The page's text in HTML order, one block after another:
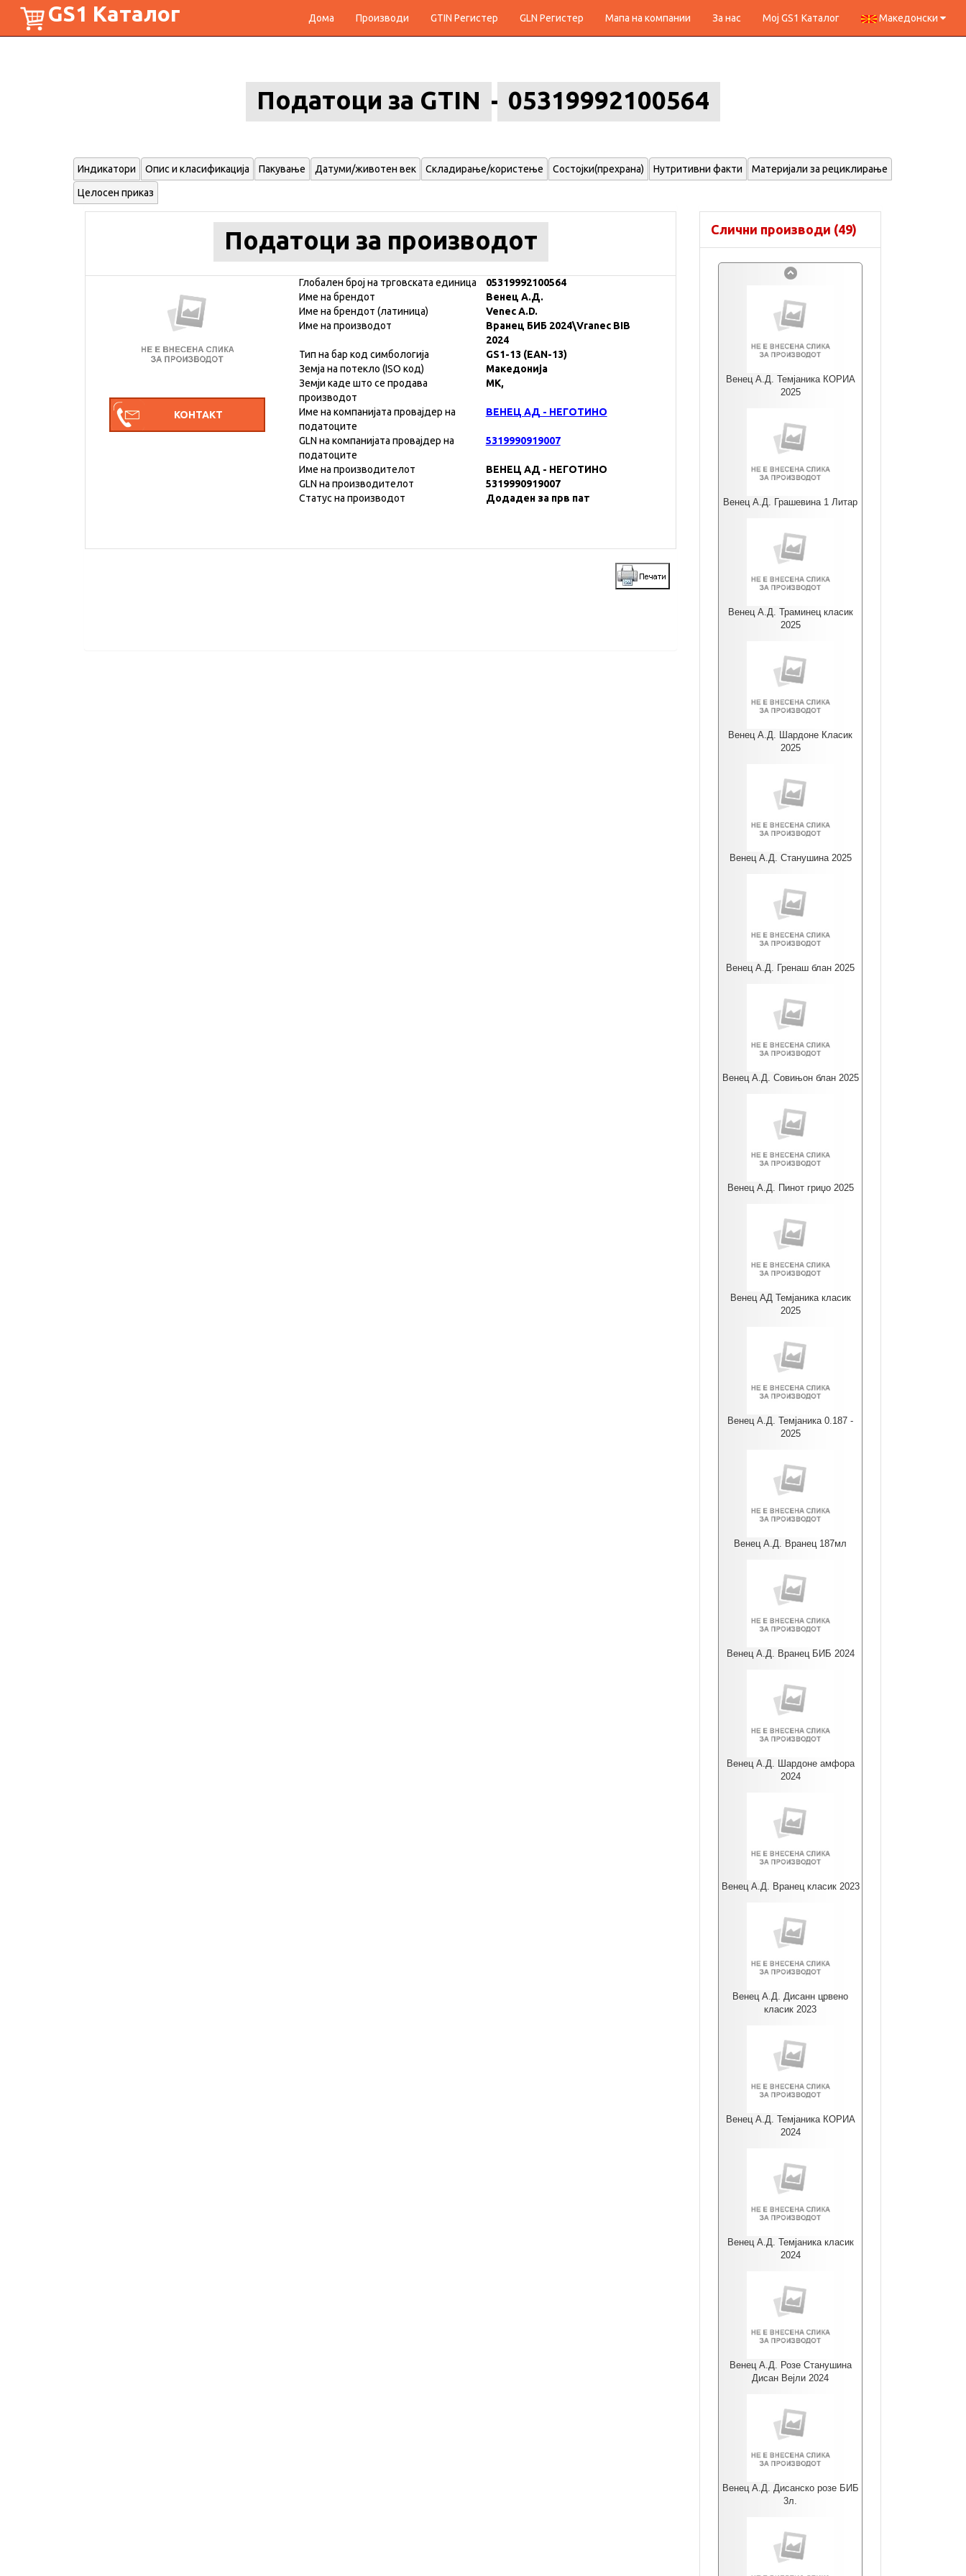
GS1 Каталог Дома Производи GTIN Регистер GLN Регистер Мапа на компании За нас Мој GS1 Каталог Македонски
Податоци за GTIN 05319992100564
Индикатори Опис и класификација Пакување Датуми/животен век Складирање/користење Состојки(прехрана) Нутритивни факти Материјали за рециклирање
Целосен приказ
Податоци за производот
Глобален број на трговската единица
05319992100564
Име на брендот
Венец А.Д.
Име на брендот (латиница)
Venec A.D.
Име на производот
Вранец БИБ 2024\Vranec BIB
2024
Тип на бар код симбологија
GS1-13 (EAN-13)
Земја на потекло (ISO код)
Македонија
Земји каде што се продава
производот
MK,
Име на компанијата провајдер на
податоците
ВЕНЕЦ АД - НЕГОТИНО
GLN на компанијата провајдер на
податоците
5319990919007
Име на производителот
ВЕНЕЦ АД - НЕГОТИНО
GLN на производителот
5319990919007
Статус на производот
Додаден за прв пат
Слични производи (49)
Венец А.Д. Темјаника КОРИА
2025
Венец А.Д. Грашевина 1 Литар
Венец А.Д. Траминец класик
2025
Венец А.Д. Шардоне Класик
2025
Венец А.Д. Станушина 2025
Венец А.Д. Гренаш блан 2025
Венец А.Д. Совињон блан 2025
Венец А.Д. Пинот гриџо 2025
Венец АД Темјаника класик
2025
Венец А.Д. Темјаника 0.187 -
2025
Венец А.Д. Вранец 187мл
Венец А.Д. Вранец БИБ 2024
Венец А.Д. Шардоне амфора
2024
Венец А.Д. Вранец класик 2023
Венец А.Д. Дисанн црвено
класик 2023
Венец А.Д. Темјаника КОРИА
2024
Венец А.Д. Темјаника класик
2024
Венец А.Д. Розе Станушина
Дисан Вејли 2024
Венец А.Д. Дисанско розе БИБ
3л.